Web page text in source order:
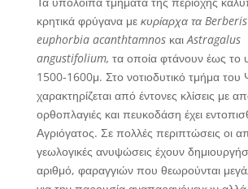
κρητικά φρύγανα με κυρίαρχα τα
euphorbia acanthtamnosκαιAstragalus
angustifolium, τα οποία φτάνουν έως το
1500-1600μ. Στο νοτιοδυτικό τμήμα του
χαρακτηρίζεται από έντονες κλίσεις με
ορθοπλαγιές και πευκοδάση έχει
Αγριόγατος. Σε πολλές περιπτώσεις οι
γεωλογικές ανυψώσεις έχουν
αριθμό, φαραγγιών που θεωρούνται